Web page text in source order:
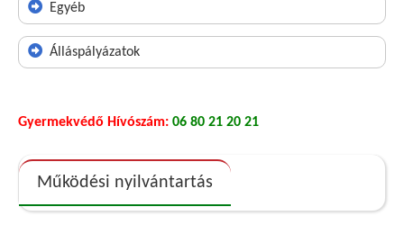
Egyéb
Álláspályázatok
Gyermekvédő Hívószám: 06 80 21 20 21
Működési nyilvántartás